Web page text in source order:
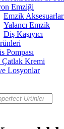
Emziği
Emzik
Yalancı Emzik
Diş Kaşıyıcı
Pompası
Kremi
Losyonlar